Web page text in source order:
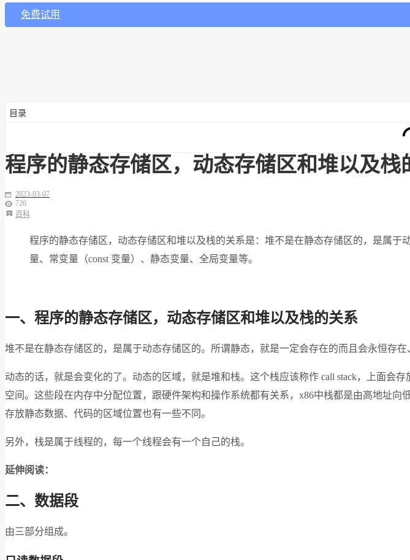
免费试用
目录
程序的静态存储区，动态存储区和堆以及栈
2023-03-07
726
百科
程序的静态存储区，动态存储区和堆以及栈的关系是：堆不是在静态存储区的，是属
量、常变量（const 变量）、静态变量、全局变量等。
一、程序的静态存储区，动态存储区和堆以及栈的关系
堆不是在静态存储区的，是属于动态存储区的。所谓静态，就是一定会存在的而且会永恒存
动态的话，就是会变化的了。动态的区域，就是堆和栈。这个栈应该称作 call stack，上面会
空间。这些段在内存中分配位置，跟硬件架构和操作系统都有关系，x86中栈都是由高地址
存放静态数据、代码的区域位置也有一些不同。
另外，栈是属于线程的，每一个线程会有一个自己的栈。
延伸阅读：
二、数据段
由三部分组成。